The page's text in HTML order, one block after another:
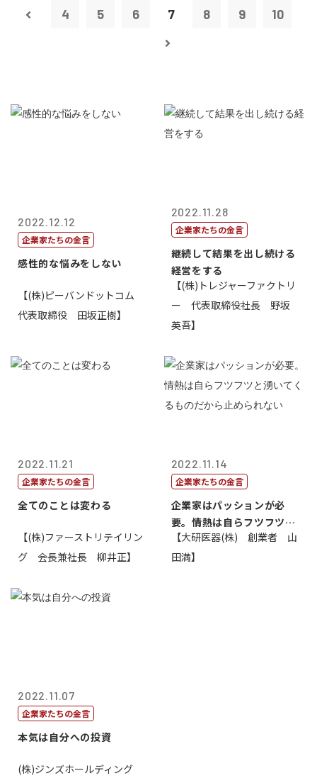
4 5 6 7 8 9 10
2022.12.12
企業家たちの金言
感性的な悩みをしない
【(株)ピーバンドットコム
代表取締役 田坂正樹】
2022.11.28
企業家たちの金言
継続して結果を出し続ける
経営をする
【(株)トレジャーファクトリ
ー 代表取締役社長 野坂
英吾】
2022.11.21
企業家たちの金言
全てのことは変わる
【(株)ファーストリテイリン
グ 会長兼社長 柳井正】
2022.11.14
企業家たちの金言
企業家はパッションが必
要。情熱は自らフツフツと
湧いてくるもの...
【大研医器(株) 創業者 山
田満】
2022.11.07
企業家たちの金言
本気は自分への投資
(株)ジンズホールディング